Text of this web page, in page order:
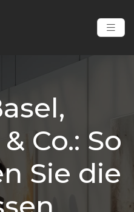
Co.: So
Sie die